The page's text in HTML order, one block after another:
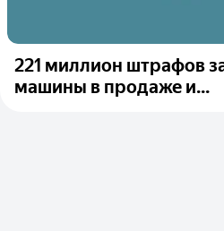
221 миллион штрафов
машины в продаже и...